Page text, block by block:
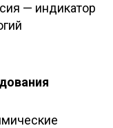
— индикатор